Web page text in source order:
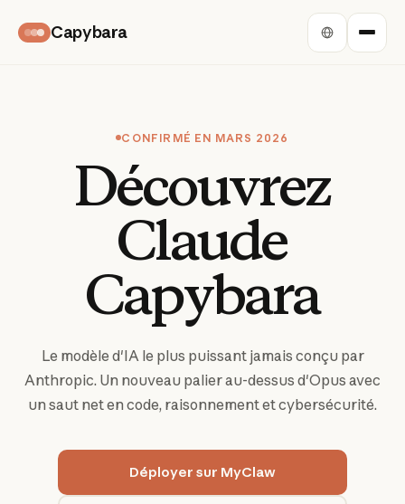
Capybara
CONFIRMÉ EN MARS 2026
Découvrez
Claude
Capybara
Le modèle d'IA le plus puissant jamais conçu par
Anthropic. Un nouveau palier au-dessus d'Opus avec
un saut net en code, raisonnement et cybersécurité.
Déployer sur MyClaw